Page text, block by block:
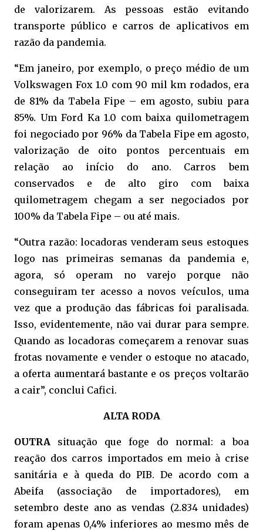
de valorizarem. As pessoas estão evitando
transporte público e carros de aplicativos em
razão da pandemia.
“Em janeiro, por exemplo, o preço médio de um
Volkswagen Fox 1.0 com 90 mil km rodados, era
de 81% da Tabela Fipe – em agosto, subiu para
85%. Um Ford Ka 1.0 com baixa quilometragem
foi negociado por 96% da Tabela Fipe em agosto,
valorização de oito pontos percentuais em
relação ao início do ano. Carros bem
conservados e de alto giro com baixa
quilometragem chegam a ser negociados por
100% da Tabela Fipe – ou até mais.
“Outra razão: locadoras venderam seus estoques
logo nas primeiras semanas da pandemia e,
agora, só operam no varejo porque não
conseguiram ter acesso a novos veículos, uma
vez que a produção das fábricas foi paralisada.
Isso, evidentemente, não vai durar para sempre.
Quando as locadoras começarem a renovar suas
frotas novamente e vender o estoque no atacado,
a oferta aumentará bastante e os preços voltarão
a cair”, conclui Cafici.
ALTA RODA
OUTRA situação que foge do normal: a boa
reação dos carros importados em meio à crise
sanitária e à queda do PIB. De acordo com a
Abeifa (associação de importadores), em
setembro deste ano as vendas (2.834 unidades)
foram apenas 0,4% inferiores ao mesmo mês de